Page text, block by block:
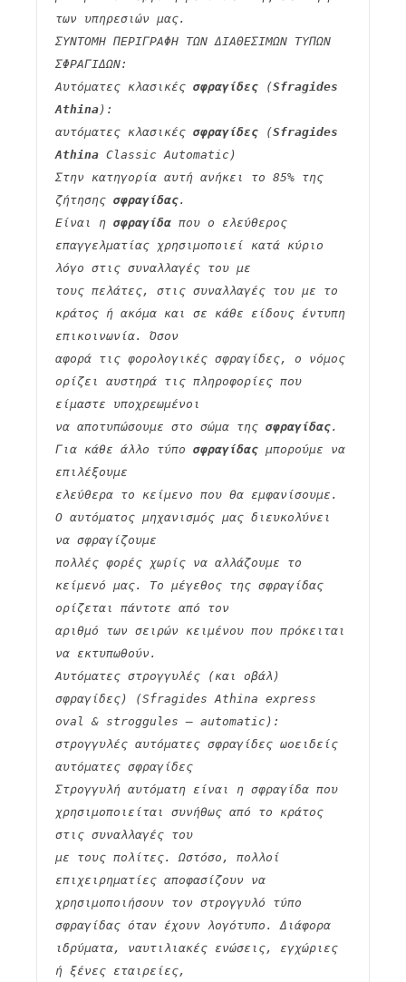
των υπηρεσιών μας.
ΣΥΝΤΟΜΗ ΠΕΡΙΓΡΑΦΗ ΤΩΝ ΔΙΑΘΕΣΙΜΩΝ ΤΥΠΩΝ
ΣΦΡΑΓΙΔΩΝ:
Αυτόματες κλασικές σφραγίδες (Sfragides
Athina ):
αυτόματες κλασικές σφραγίδες (Sfragides
Athina Classic Automatic)
Στην κατηγορία αυτή ανήκει το 85% της
ζήτησης σφραγίδας.
Είναι η σφραγίδα που ο ελεύθερος
επαγγελματίας χρησιμοποιεί κατά κύριο
λόγο στις συναλλαγές του με
τους πελάτες, στις συναλλαγές του με το
κράτος ή ακόμα και σε κάθε είδους έντυπη
επικοινωνία. Όσον
αφορά τις φορολογικές σφραγίδες, ο νόμος
ορίζει αυστηρά τις πληροφορίες που
είμαστε υποχρεωμένοι
να αποτυπώσουμε στο σώμα της σφραγίδας.
Για κάθε άλλο τύπο σφραγίδας μπορούμε να
επιλέξουμε
ελεύθερα το κείμενο που θα εμφανίσουμε.
Ο αυτόματος μηχανισμός μας διευκολύνει
να σφραγίζουμε
πολλές φορές χωρίς να αλλάζουμε το
κείμενό μας. Το μέγεθος της σφραγίδας
ορίζεται πάντοτε από τον
αριθμό των σειρών κειμένου που πρόκειται
να εκτυπωθούν.
Αυτόματες στρογγυλές (και οβάλ)
σφραγίδες) (Sfragides Athina express
oval & stroggules – automatic):
στρογγυλές αυτόματες σφραγίδες ωοειδείς
αυτόματες σφραγίδες
Στρογγυλή αυτόματη είναι η σφραγίδα που
χρησιμοποιείται συνήθως από το κράτος
στις συναλλαγές του
με τους πολίτες. Ωστόσο, πολλοί
επιχειρηματίες αποφασίζουν να
χρησιμοποιήσουν τον στρογγυλό τύπο
σφραγίδας όταν έχουν λογότυπο. Διάφορα
ιδρύματα, ναυτιλιακές ενώσεις, εγχώριες
ή ξένες εταιρείες,